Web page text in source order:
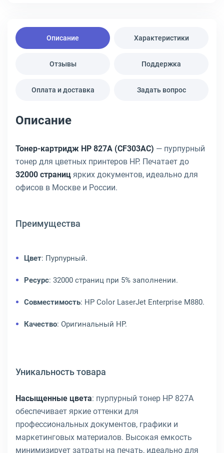
Описание Характеристики
Отзывы Поддержка
Оплата и доставка Задать вопрос
Описание
Тонер-картридж HP 827A (CF303AC) — пурпурный
тонер для цветных принтеров HP. Печатает до
32000 страниц ярких документов, идеально для
офисов в Москве и России.
Преимущества
Цвет: Пурпурный.
Ресурс: 32000 страниц при 5% заполнении.
Совместимость: HP Color LaserJet Enterprise M880.
Качество: Оригинальный HP.
Уникальность товара
Насыщенные цвета: пурпурный тонер HP 827A
обеспечивает яркие оттенки для
профессиональных документов, графики и
маркетинговых материалов. Высокая емкость
минимизирует затраты на печать, идеально для